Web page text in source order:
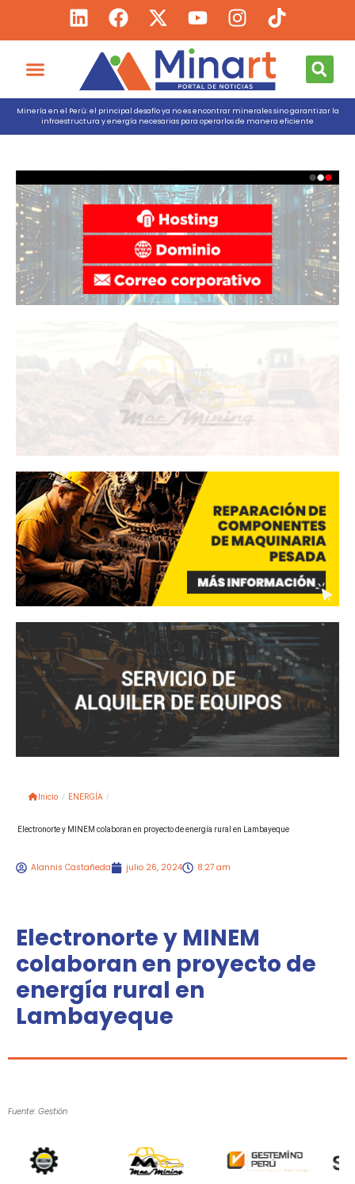
Minería en el Perú: el principal desafío ya no es encontrar minerales sino garantizar la
infraestructura y energía necesarias para operarlos de manera eficiente
Inicio / ENERGÍA /
Electronorte y MINEM colaboran en proyecto de energía rural en Lambayeque
Alannis Castañeda julio 26, 2024 8:27 am
Electronorte y MINEM
colaboran en proyecto de
energía rural en
Lambayeque
Fuente: Gestión